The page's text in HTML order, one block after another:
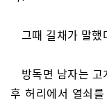
그때 길채가 말했
방독면 남자는
후 허리에서 열쇠